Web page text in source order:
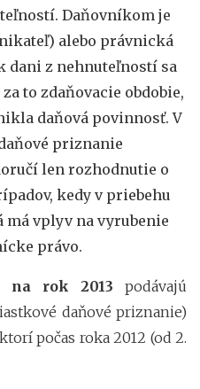
Daňovníkom je
alebo právnická
dani z nehnuteľností sa
to zdaňovacie obdobie,
daňová povinnosť. V
priznanie
len rozhodnutie o
kedy v priebehu
má vplyv na vyrubenie
právo.
na rok 2013 podávajú
daňové priznanie)
počas roka 2012 (od 2.